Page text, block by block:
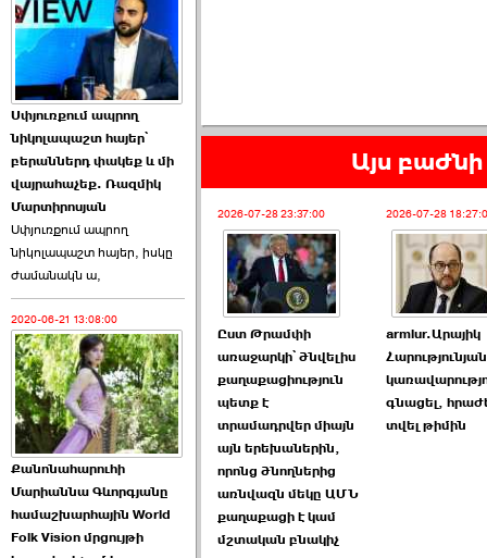
Աննա Վարդապետյանն
ուղերձ է հղել ›››
2026-06-25 23:21:00
Պաշտոնակռիվը սկսված
է. «Հրապարակ» ›››
2026-06-25 17:13:00
ԱԺ նախագահի
Սփյուռքում ապրող
նիկոլապաշտ հայեր՝
բերաններդ փակեք և մի
վայրահաչեք. Ռազմիկ
Մարտիրոսյան
Սփյուռքում ապրող
նիկոլապաշտ հայեր, իսկը
ժամանակն ա,
2020-06-21 13:08:00
Քանոնահարուհի
Մարիաննա Գևորգյանը
համաշխարհային World
Folk Vision մրցույթի
Այս բաժնի
2026-07-28 23:37:00
Ըստ Թրամփի
առաջարկի՝ ծնվելիս
քաղաքացիություն
պետք է
տրամադրվեր միայն
այն երեխաներին,
որոնց ծնողներից
առնվազն մեկը ԱՄՆ
քաղաքացի է կամ
մշտական բնակիչ
2026-07-28
armlur.Արայիկ
գնացել,
տվել թիմին